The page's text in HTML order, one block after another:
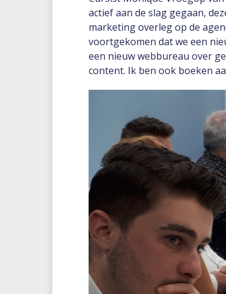
actief aan de slag gegaan,
marketing overleg op de
voortgekomen dat we een
een nieuw webbureau over
content. Ik ben ook boeken